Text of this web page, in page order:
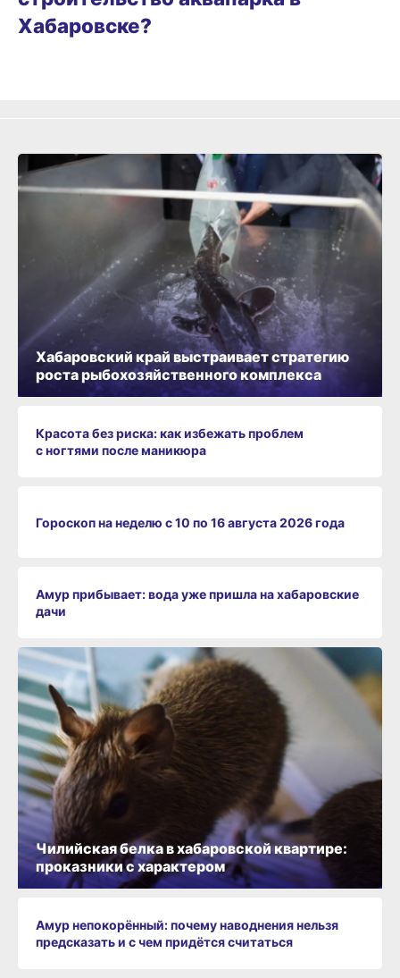
Хабаровске?
Хабаровский край выстраивает стратегию
роста рыбохозяйственного комплекса
Красота без риска: как избежать проблем
с ногтями после маникюра
Гороскоп на неделю с 10 по 16 августа 2026 года
Амур прибывает: вода уже пришла на хабаровские
дачи
Амур непокорённый: почему наводнения нельзя
предсказать и с чем придётся считаться
Чилийская белка в хабаровской квартире:
проказники с характером